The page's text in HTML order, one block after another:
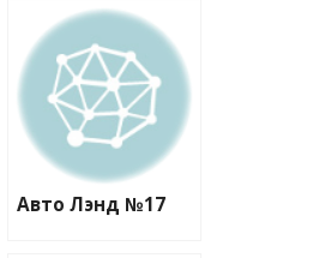
Авто Лэнд №17